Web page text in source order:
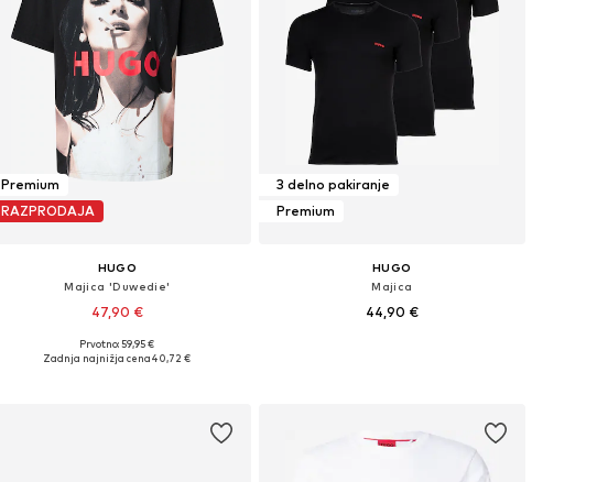
Premium
RAZPRODAJA
HUGO
Majica 'Duwedie'
47,90 €
Razpoložljive velikosti: S, M, L, XL, XXL
Prvotno: 59,95 €
Zadnja najnižja cena40,72 €
3 delno pakiranje
Premium
HUGO
Majica
44,90 €